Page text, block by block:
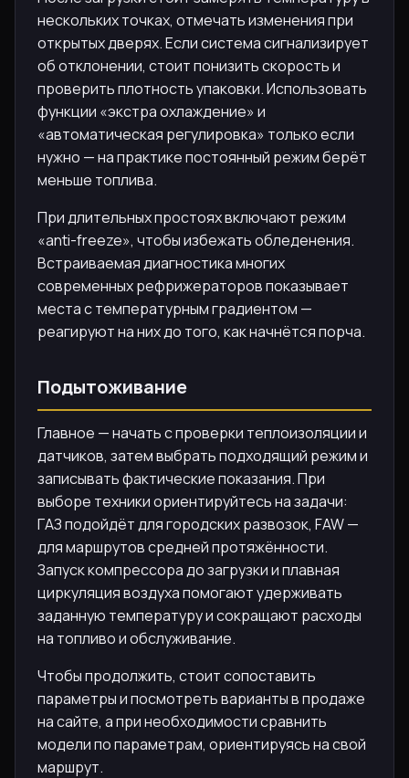
нескольких точках, отмечать изменения при
открытых дверях. Если система сигнализирует
об отклонении, стоит понизить скорость и
проверить плотность упаковки. Использовать
функции «экстра охлаждение» и
«автоматическая регулировка» только если
нужно — на практике постоянный режим берёт
меньше топлива.
При длительных простоях включают режим
«anti-freeze», чтобы избежать обледенения.
Встраиваемая диагностика многих
современных рефрижераторов показывает
места с температурным градиентом —
реагируют на них до того, как начнётся порча.
Подытоживание
Главное — начать с проверки теплоизоляции и
датчиков, затем выбрать подходящий режим и
записывать фактические показания. При
выборе техники ориентируйтесь на задачи:
ГАЗ подойдёт для городских развозок, FAW —
для маршрутов средней протяжённости.
Запуск компрессора до загрузки и плавная
циркуляция воздуха помогают удерживать
заданную температуру и сокращают расходы
на топливо и обслуживание.
Чтобы продолжить, стоит сопоставить
параметры и посмотреть варианты в продаже
на сайте, а при необходимости сравнить
модели по параметрам, ориентируясь на свой
маршрут.